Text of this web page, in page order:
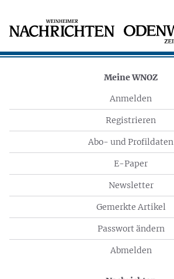
Meine WNOZ
Anmelden
Registrieren
Abo- und Profildaten
E-Paper
Newsletter
Gemerkte Artikel
Passwort ändern
Abmelden